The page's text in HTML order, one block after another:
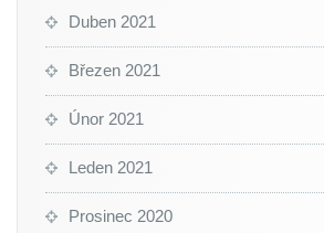
Duben 2021
Březen 2021
Únor 2021
Leden 2021
Prosinec 2020